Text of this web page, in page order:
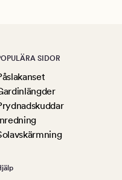
SIDOR